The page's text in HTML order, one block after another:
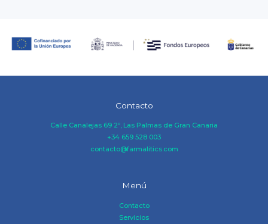
Contacto
Calle Canalejas 69 2º, Las Palmas de Gran Canaria
+34 659 528 003
contacto@farmalitics.com
Menú
Contacto
Servicios